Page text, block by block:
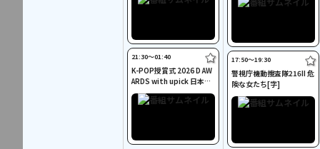
21:30〜01:40
K-POP授賞式 2026 D AW
ARDS with upick 日本語
字幕版
17:50〜19:30
警視庁機動捜査隊216II 危
険な女たち[字]